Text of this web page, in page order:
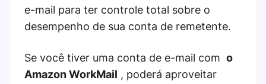
e-mail para ter controle total sobre o
desempenho de sua conta de remetente.
Se você tiver uma conta de e-mail com o
Amazon WorkMail , poderá aproveitar